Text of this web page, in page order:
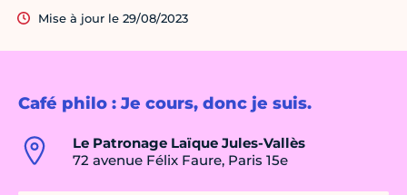
Café philo : Je cours, donc je suis.
Le Patronage Laïque Jules-Vallès
72 avenue Félix Faure, Paris 15e
Mise à jour le 29/08/2023